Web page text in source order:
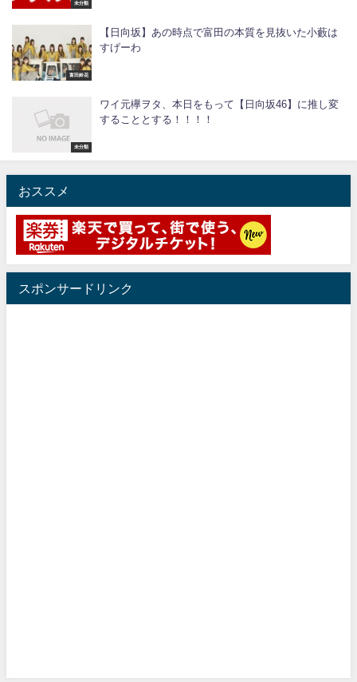
未分類
富田鈴花
【日向坂】あの時点で富田の本質を見抜いた小藪は
すげーわ
未分類
ワイ元欅ヲタ、本日をもって【日向坂46】に推し変
することとする！！！！
おススメ
スポンサードリンク